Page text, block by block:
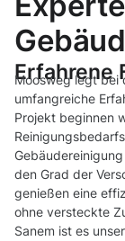
Erfahrene
Moosweg legt bei
umfangreiche
Projekt beginnen
den Grad der
genießen eine
ohne versteckte
Sanem ist es